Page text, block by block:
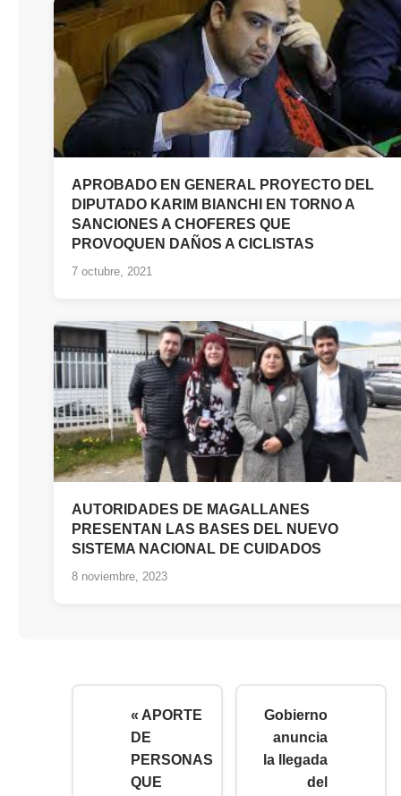
APROBADO EN GENERAL PROYECTO DEL
DIPUTADO KARIM BIANCHI EN TORNO A
SANCIONES A CHOFERES QUE
PROVOQUEN DAÑOS A CICLISTAS
7 octubre, 2021
AUTORIDADES DE MAGALLANES
PRESENTAN LAS BASES DEL NUEVO
SISTEMA NACIONAL DE CUIDADOS
8 noviembre, 2023
« APORTE
DE
PERSONAS
QUE
Gobierno
anuncia
la llegada
del